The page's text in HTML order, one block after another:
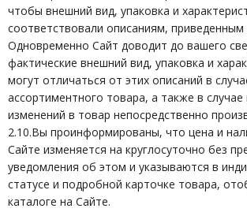
чтобы внешний вид, упаковка и
соответствовали описаниям, приведенным
Одновременно Сайт доводит до вашего
фактические внешний вид, упаковка и
могут отличаться от этих описаний в
ассортиментного товара, а также в случае
изменений в товар непосредственно
2.10.Вы проинформированы, что цена и
Сайте изменяется на круглосуточно без
уведомления об этом и указываются в
статусе и подробной карточке товара,
каталоге на Сайте.